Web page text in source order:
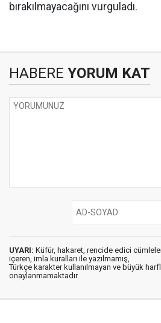
bırakılmayacağını vurguladı.
HABERE YORUM KAT
UYARI: Küfür, hakaret, rencide edici
içeren, imla kuralları ile yazılmamış,
Türkçe karakter kullanılmayan ve büyük
onaylanmamaktadır.